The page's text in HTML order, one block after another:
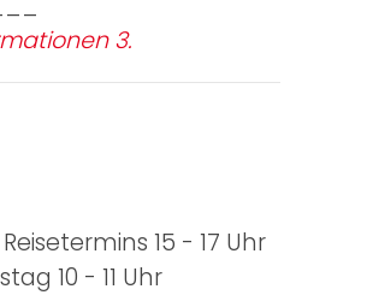
3.
15 - 17 Uhr
10 - 11 Uhr